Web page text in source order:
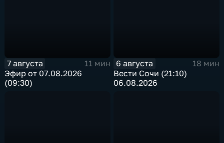
7 августа
11 мин
Эфир от 07.08.2026
(09:30)
6 августа
18 мин
Вести Сочи (21:10)
06.08.2026